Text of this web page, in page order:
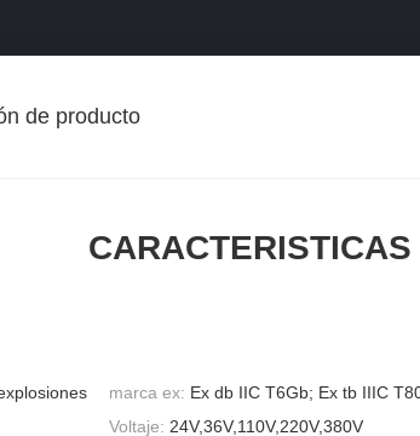
de producto
CARACTERISTICAS
marca ex: Ex db IIC T6Gb; Ex tb IIIC
Voltaje: 24V,36V,110V,220V,380V